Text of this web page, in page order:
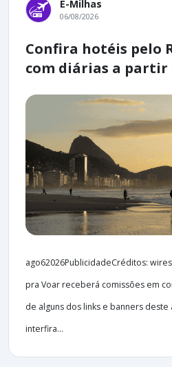
E-Milhas
06/08/2026
Confira hotéis pelo
com diárias a partir
ago62026PublicidadeCréditos:
pra Voar receberá comissões em
de alguns dos links e banners deste
interfira...